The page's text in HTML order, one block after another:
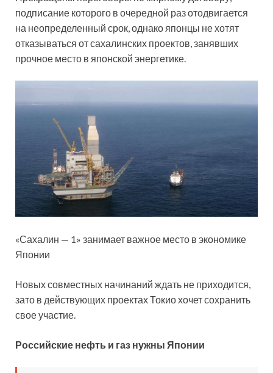
подписание которого в очередной раз отодвигается
на неопределенный срок, однако японцы не хотят
отказываться от сахалинских проектов, занявших
прочное место в японской энергетике.
«Сахалин — 1» занимает важное место в экономике
Японии
Новых совместных начинаний ждать не приходится,
зато в действующих проектах Токио хочет сохранить
свое участие.
Российские нефть и газ нужны Японии